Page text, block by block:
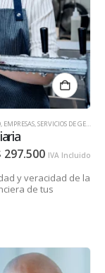
, EMPRESAS,SERVICIOS DE GESTIÓN DE TALENTO HUMANO PARA EMPRESAS
y veracidad de la
de tus
297.500 IVA Incluido